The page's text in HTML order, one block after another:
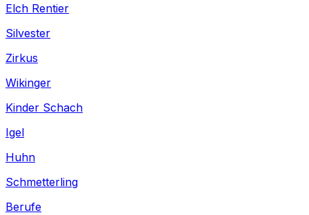
Elch Rentier
Silvester
Zirkus
Wikinger
Kinder Schach
Igel
Huhn
Schmetterling
Berufe